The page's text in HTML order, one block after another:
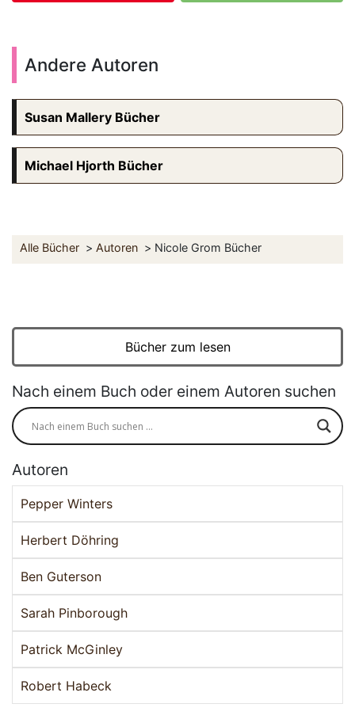
Andere Autoren
Susan Mallery Bücher
Michael Hjorth Bücher
Alle Bücher Autoren Nicole Grom Bücher
Bücher zum lesen
Nach einem Buch oder einem Autoren suchen
Autoren
Pepper Winters
Herbert Döhring
Ben Guterson
Sarah Pinborough
Patrick McGinley
Robert Habeck